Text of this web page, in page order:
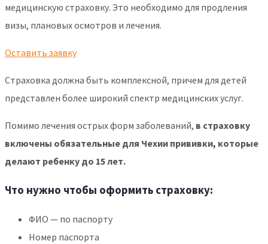
медицинскую страховку. Это необходимо для продления
визы, плановых осмотров и лечения.
Оставить заявку
Страховка должна быть комплексной, причем для детей
представлен более широкий спектр медицинских услуг.
Помимо лечения острых форм заболеваний, в страховку
включены обязательные для Чехии прививки, которые
делают ребенку до 15 лет.
Что нужно чтобы оформить страховку:
ФИО — по паспорту
Номер паспорта